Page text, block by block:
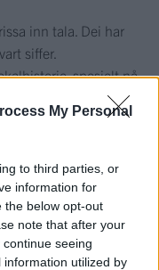
My Personal
to third parties, or
information for
the below opt-out
note that after your
seeing
utilized by
inn tala. Dei har
siffer.
spesielt nå
å risse inn på stein var
på. Det ser ein på
ved dette som passar
kan dette ha blitt